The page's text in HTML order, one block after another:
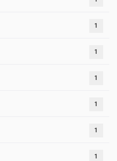
1
1
1
1
1
1